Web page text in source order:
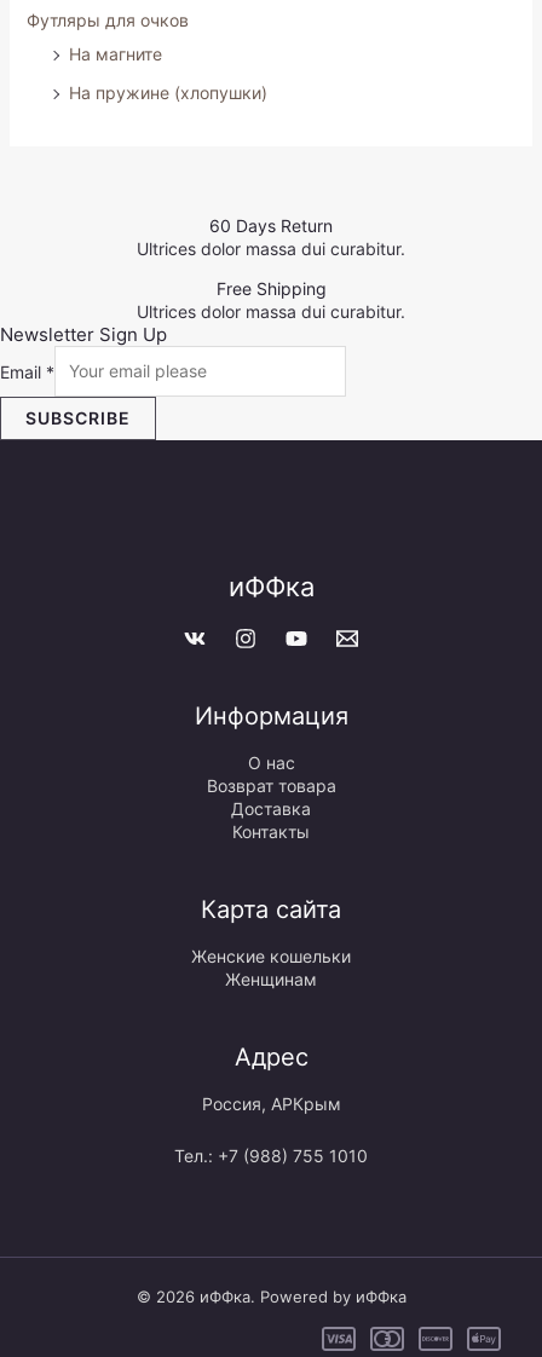
Футляры для очков
На магните
На пружине (хлопушки)
60 Days Return
Ultrices dolor massa dui curabitur.
Free Shipping
Ultrices dolor massa dui curabitur.
Newsletter Sign Up
Email *
SUBSCRIBE
иФФка
Информация
О нас
Возврат товара
Доставка
Контакты
Карта сайта
Женские кошельки
Женщинам
Адрес
Россия, АРКрым
Тел.: +7 (988) 755 1010
© 2026 иФФка. Powered by иФФка